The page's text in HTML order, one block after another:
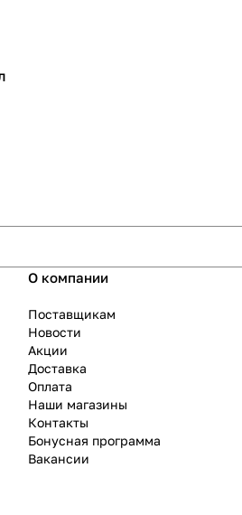
О компании
Поставщикам
Новости
Акции
Доставка
Оплата
Наши магазины
Контакты
Бонусная программа
Вакансии